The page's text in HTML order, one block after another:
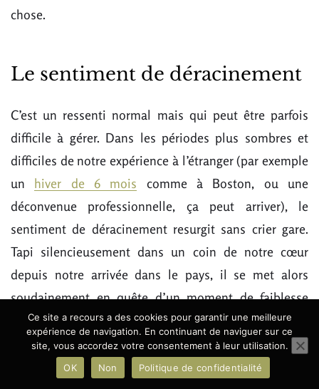
chose.
Le sentiment de déracinement
C’est un ressenti normal mais qui peut être parfois
difficile à gérer. Dans les périodes plus sombres et
difficiles de notre expérience à l’étranger (par exemple
un hiver de 6 mois comme à Boston, ou une
déconvenue professionnelle, ça peut arriver), le
sentiment de déracinement resurgit sans crier gare.
Tapi silencieusement dans un coin de notre cœur
depuis notre arrivée dans le pays, il se met alors
soudainement en quête d’un moment de faiblesse
pour venir nous ronger insidieusement, nous incitant
prendre en grippe tout ce que nous considérions
jusque-là comme de charmantes différences
Ce site a recours a des cookies pour garantir une meilleure
expérience de navigation. En continuant de naviguer sur ce
site, vous accordez votre consentement à leur utilisation.
OK
Non Politique de confidentialité